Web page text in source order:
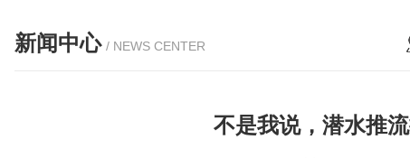
新闻中心 / NEWS CENTER
不是我说，潜水推